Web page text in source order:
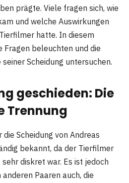
prägte. Viele fragen sich, wie
und welche Auswirkungen
hatte. In diesem
Fragen beleuchten und die
Scheidung untersuchen.
geschieden: Die
Trennung
Scheidung von Andreas
bekannt, da der Tierfilmer
diskret war. Es ist jedoch
Paaren auch, die